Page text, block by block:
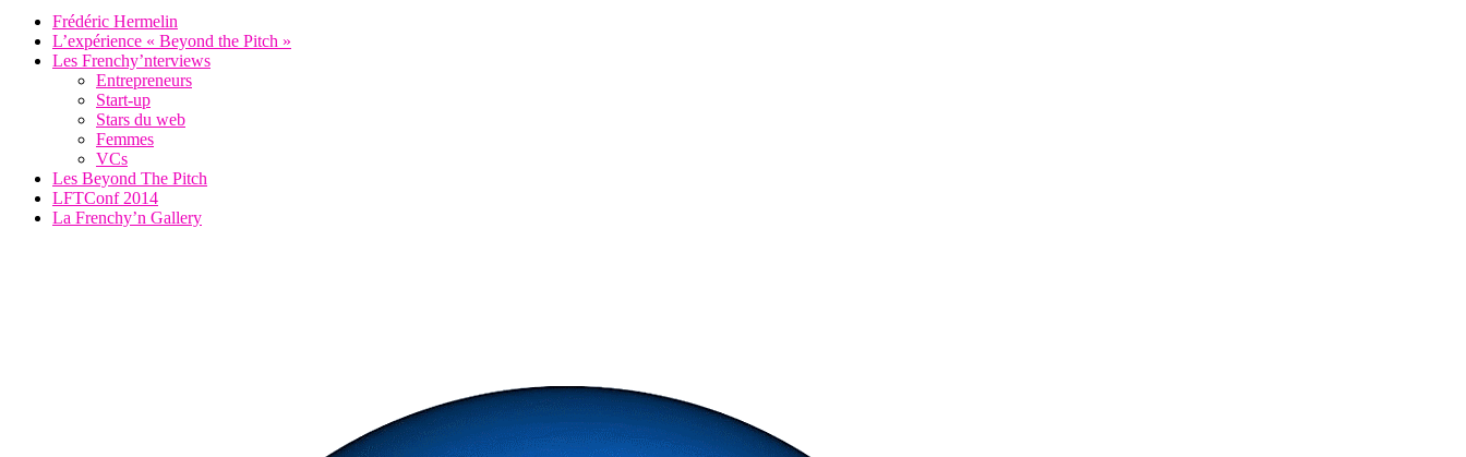
Frédéric Hermelin
L’expérience « Beyond the Pitch »
Les Frenchy’nterviews
Entrepreneurs
Start-up
Stars du web
Femmes
VCs
Les Beyond The Pitch
LFTConf 2014
La Frenchy’n Gallery